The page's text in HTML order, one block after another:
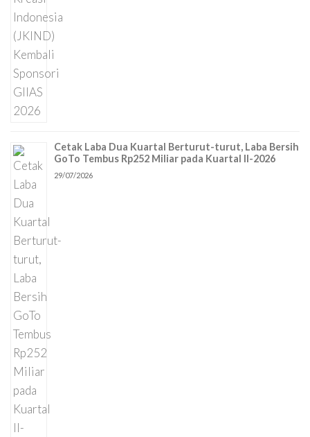
Cetak Laba Dua Kuartal Berturut-turut, Laba Bersih
GoTo Tembus Rp252 Miliar pada Kuartal II-2026
29/07/2026